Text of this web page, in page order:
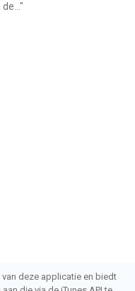
"
deze applicatie en biedt